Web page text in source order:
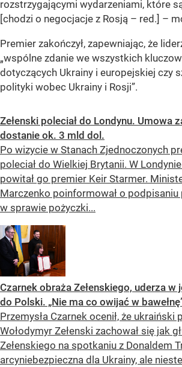
rozstrzygającymi wydarzeniami, które
[chodzi o negocjacje z Rosją – red.] –
Premier zakończył, zapewniając, że
„wspólne zdanie we wszystkich
dotyczących Ukrainy i europejskiej czy
polityki wobec Ukrainy i Rosji”.
Zełenski poleciał do Londynu. Umowa
dostanie ok. 3 mld dol.
Po wizycie w Stanach Zjednoczonych
poleciał do Wielkiej Brytanii. W
powitał go premier Keir Starmer.
Marczenko poinformował o podpisaniu
w sprawie pożyczki...
Czarnek obraża Zełenskiego, uderza w
do Polski. „Nie ma co owijać w
Przemysła Czarnek ocenił, że ukraiński
Wołodymyr Zełenski zachował się jak
Zełenskiego na spotkaniu z Donaldem
arcyniebezpieczna dla Ukrainy, ale